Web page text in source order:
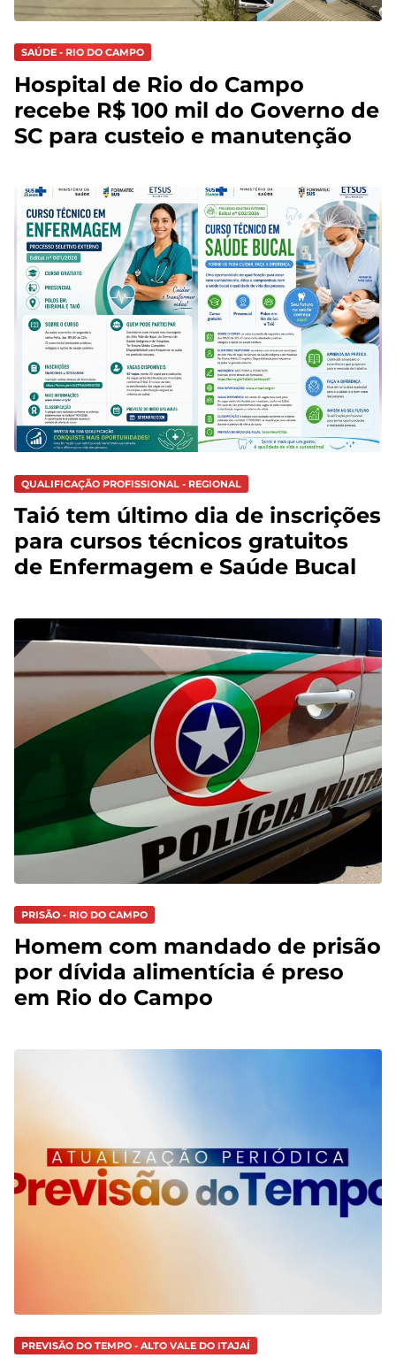
SAÚDE - RIO DO CAMPO
Hospital de Rio do Campo
recebe R$ 100 mil do Governo de
SC para custeio e manutenção
QUALIFICAÇÃO PROFISSIONAL - REGIONAL
Taió tem último dia de inscrições
para cursos técnicos gratuitos
de Enfermagem e Saúde Bucal
PRISÃO - RIO DO CAMPO
Homem com mandado de prisão
por dívida alimentícia é preso
em Rio do Campo
PREVISÃO DO TEMPO - ALTO VALE DO ITAJAÍ